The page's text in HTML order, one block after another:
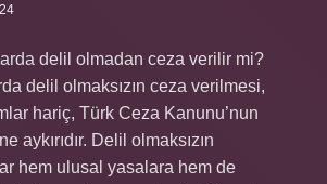
delil olmadan ceza verilir mi?
delil olmaksızın ceza verilmesi,
hariç, Türk Ceza Kanunu’nun
aykırıdır. Delil olmaksızın
hem ulusal yasalara hem de